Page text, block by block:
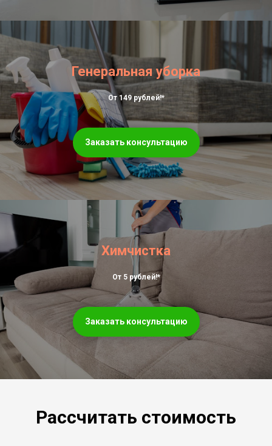
Генеральная уборка
От 149 рублей!*
Заказать консультацию
Химчистка
От 5 рублей!*
Заказать консультацию
Рассчитать стоимость